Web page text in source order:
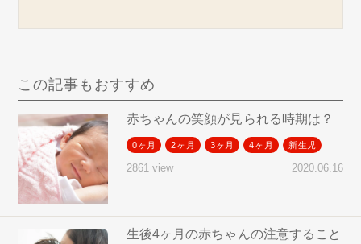
この記事もおすすめ
赤ちゃんの笑顔が見られる時期は？
0ヶ月 2ヶ月 3ヶ月 4ヶ月 新生児
2861 view 2020.06.16
生後4ヶ月の赤ちゃんの注意すること